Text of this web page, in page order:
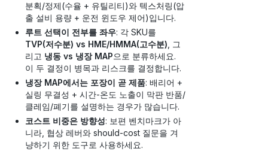
분획/정제(수율 + 유틸리티)와 텍스처링(압
출 설비 용량 + 운전 윈도우 제어)입니다.
루트 선택이 전부를 좌우: 각 SKU를
TVP(저수분) vs HME/HMMA(고수분), 그
리고 냉동 vs 냉장 MAP으로 분류하세요.
이 두 결정이 병목과 리스크를 결정합니다.
냉장 MAP에서는 포장이 곧 제품: 배리어 +
실링 무결성 + 시간-온도 노출이 막판 반품/
클레임/폐기를 설명하는 경우가 많습니다.
코스트 비중은 방향성: 보편 벤치마크가 아
니라, 협상 레버와 should-cost 질문을 겨
냥하기 위한 도구로 사용하세요.